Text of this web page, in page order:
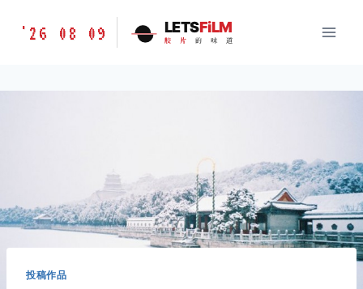
胶
味
'26 08 09 LETSFiLM
胶 片 的 味 道
投稿作品